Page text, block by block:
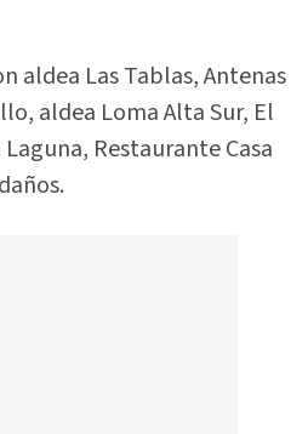
aldea Las Tablas, Antenas
aldea Loma Alta Sur, El
Restaurante Casa